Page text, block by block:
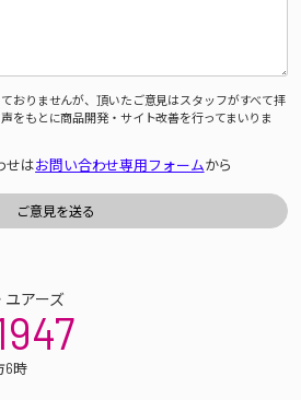
おりませんが、頂いたご意見はスタッフがすべて拝
をもとに商品開発・サイト改善を行ってまいりま
せはお問い合わせ専用フォームから
ユアーズ
6時